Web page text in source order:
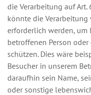
die Verarbeitung auf Art.
könnte die
erforderlich werden, um
betroffenen Person
schützen. Dies wäre
Besucher in unserem
daraufhin sein Name,
oder sonstige